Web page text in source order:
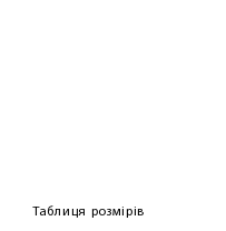
Таблиця розмірів
ДО
ЗНИЖКУ НА